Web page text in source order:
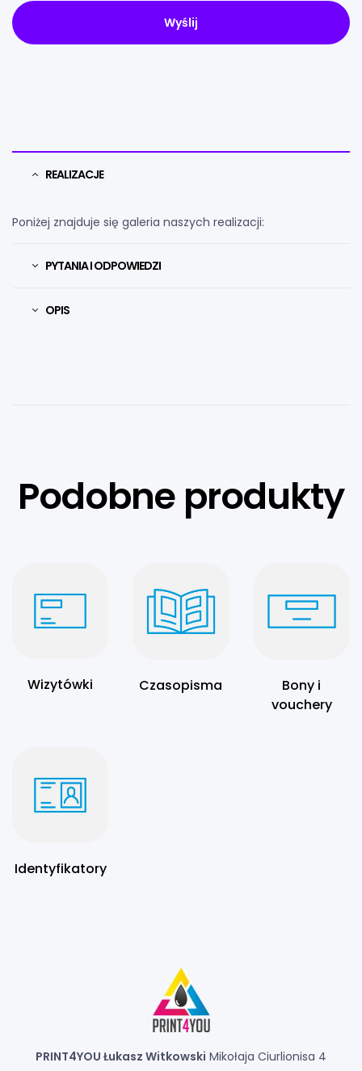
REALIZACJE
Poniżej znajduje się galeria naszych realizacji:
PYTANIA I ODPOWIEDZI
OPIS
Podobne produkty
Wizytówki Czasopisma
Bony i
vouchery
Identyfikatory
PRINT4YOU Łukasz Witkowski Mikołaja Ciurlionisa 4